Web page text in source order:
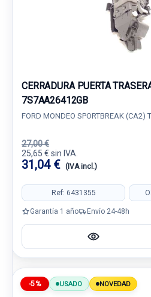
CERRADURA PUERTA
7S7AA26412GB
FORD MONDEO SPORTBREAK (CA2)
27,00 €
25,65 € sin IVA.
31,04 € (IVA incl.)
Ref: 6431355
Garantía 1 año Envío 24-48h
-5% USADO NOVEDAD